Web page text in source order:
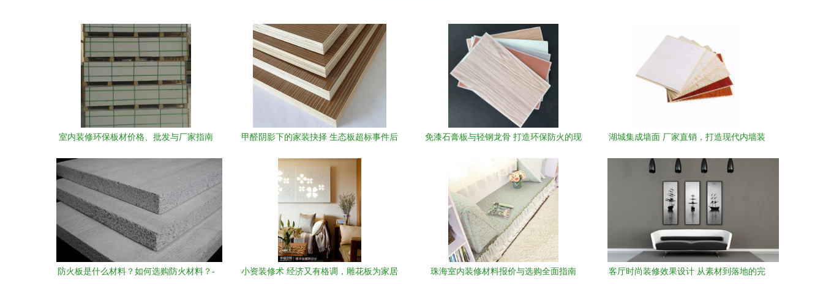
室内装修环保板材价格、批发与厂家指南
甲醛阴影下的家装抉择 生态板超标事件后
免漆石膏板与轻钢龙骨 打造环保防火的现
湖城集成墙面 厂家直销，打造现代内墙装
防火板是什么材料？如何选购防火材料？- 小资装修术 经济又有格调，雕花板为家居 珠海室内装修材料报价与选购全面指南 客厅时尚装修效果设计 从素材到落地的完